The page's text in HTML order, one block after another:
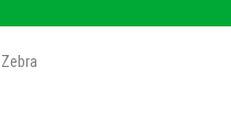
Zebra